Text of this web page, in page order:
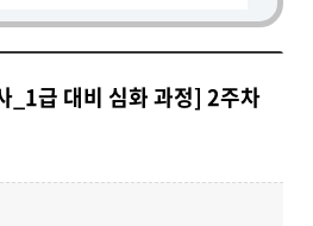
_1급 대비 심화 과정] 2주차